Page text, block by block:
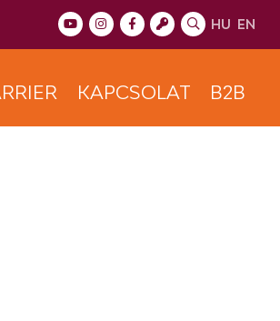
HU EN
KAPCSOLAT B2B